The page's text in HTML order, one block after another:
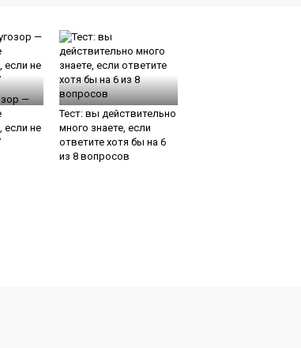
—
если не
Тест: вы действительно
много знаете, если
ответите хотя бы на 6
из 8 вопросов